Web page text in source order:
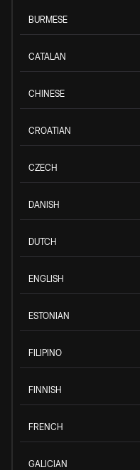
BURMESE
CATALAN
CHINESE
CROATIAN
CZECH
DANISH
DUTCH
ENGLISH
ESTONIAN
FILIPINO
FINNISH
FRENCH
GALICIAN